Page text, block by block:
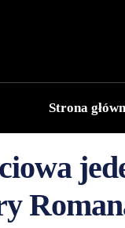
Strona